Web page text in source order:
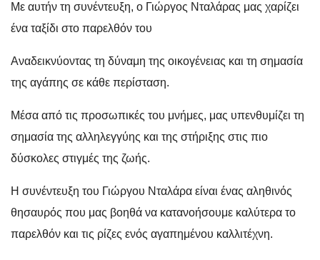
Με αυτήν τη συνέντευξη, ο Γιώργος Νταλάρας μας χαρίζει
ένα ταξίδι στο παρελθόν του
Aναδεικνύοντας τη δύναμη της οικογένειας και τη σημασία
της αγάπης σε κάθε περίσταση.
Μέσα από τις προσωπικές του μνήμες, μας υπενθυμίζει τη
σημασία της αλληλεγγύης και της στήριξης στις πιο
δύσκολες στιγμές της ζωής.
Η συνέντευξη του Γιώργου Νταλάρα είναι ένας αληθινός
θησαυρός που μας βοηθά να κατανοήσουμε καλύτερα το
παρελθόν και τις ρίζες ενός αγαπημένου καλλιτέχνη.